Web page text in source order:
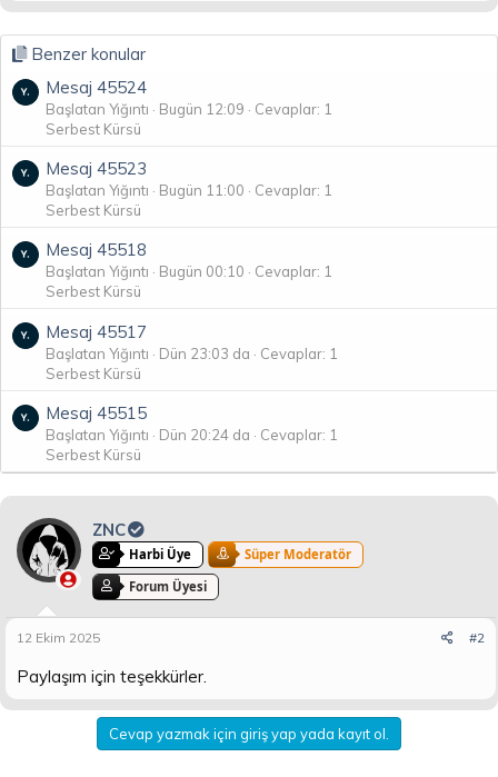
Benzer konular
Mesaj 45524
Başlatan Yığıntı Bugün 12:09
Cevaplar: 1
Serbest Kürsü
Mesaj 45523
Başlatan Yığıntı Bugün 11:00
Cevaplar: 1
Serbest Kürsü
Mesaj 45518
Başlatan Yığıntı Bugün 00:10
Cevaplar: 1
Serbest Kürsü
Mesaj 45517
Başlatan Yığıntı Dün 23:03 da
Cevaplar: 1
Serbest Kürsü
Mesaj 45515
Başlatan Yığıntı Dün 20:24 da
Cevaplar: 1
Serbest Kürsü
ZNC
Harbi Üye
Süper Moderatör
Forum Üyesi
12 Ekim 2025 #2
Paylaşım için teşekkürler.
Cevap yazmak için giriş yap yada kayıt ol.